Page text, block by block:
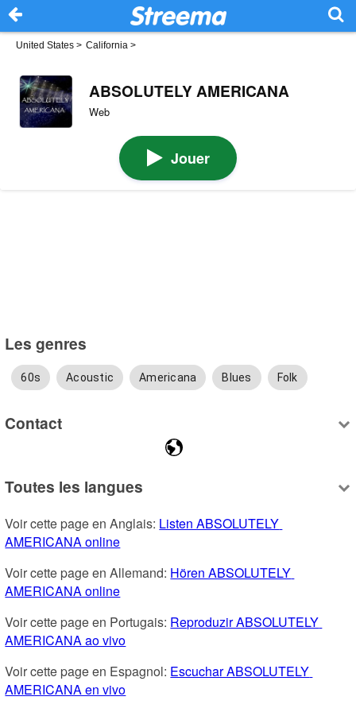
United States > California >
ABSOLUTELY AMERICANA
Web
Jouer
Les genres
60s Acoustic Americana Blues Folk
Contact
Toutes les langues
Voir cette page en Anglais: Listen ABSOLUTELY
AMERICANA online
Voir cette page en Allemand: Hören ABSOLUTELY
AMERICANA online
Voir cette page en Portugais: Reproduzir ABSOLUTELY
AMERICANA ao vivo
Voir cette page en Espagnol: Escuchar ABSOLUTELY
AMERICANA en vivo